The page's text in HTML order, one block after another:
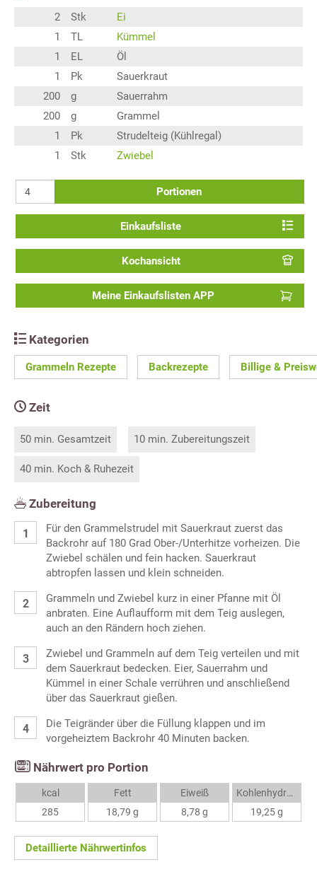
2 Stk
Ei
1
TL
Kümmel
1
EL
Öl
1
Pk
Sauerkraut
200
g
Sauerrahm
200
g
Grammel
1
Pk
Strudelteig (Kühlregal)
1
Stk Zwiebel
Portionen
Einkaufsliste
Kochansicht
Meine Einkaufslisten APP
Kategorien
Grammeln Rezepte Backrezepte Billige &
Zeit
50 min. Gesamtzeit 10 min. Zubereitungszeit
40 min. Koch & Ruhezeit
Zubereitung
Für den Grammelstrudel mit Sauerkraut zuerst das
Backrohr auf 180 Grad Ober-/Unterhitze vorheizen. Die
Zwiebel schälen und fein hacken. Sauerkraut
abtropfen lassen und klein schneiden.
Grammeln und Zwiebel kurz in einer Pfanne mit Öl
anbraten. Eine Auflaufform mit dem Teig auslegen,
auch an den Rändern hoch ziehen.
Zwiebel und Grammeln auf dem Teig verteilen und mit
dem Sauerkraut bedecken. Eier, Sauerrahm und
Kümmel in einer Schale verrühren und anschließend
über das Sauerkraut gießen.
Die Teigränder über die Füllung klappen und im
vorgeheiztem Backrohr 40 Minuten backen.
Nährwert pro Portion
kcal
285
Fett
18,79 g
Eiweiß
8,78 g
Kohlenhydrate
19,25 g
Detaillierte Nährwertinfos